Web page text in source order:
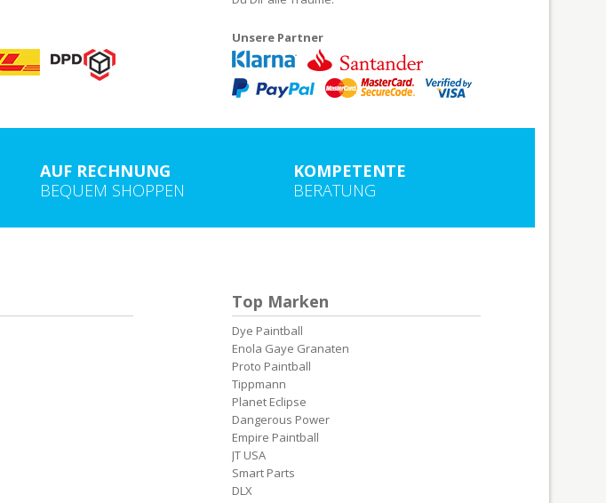
Unsere Partner
AUF RECHNUNG
BEQUEM SHOPPEN
KOMPETENTE
BERATUNG
Top Marken
Dye Paintball
Enola Gaye Granaten
Proto Paintball
Tippmann
Planet Eclipse
Dangerous Power
Empire Paintball
JT USA
Smart Parts
DLX